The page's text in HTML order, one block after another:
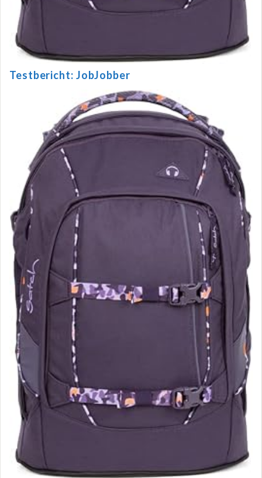
Testbericht: JobJobber